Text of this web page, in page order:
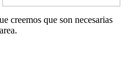
creemos que son necesarias